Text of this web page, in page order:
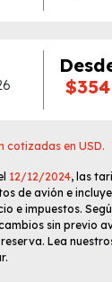
$354
cotizadas en USD.
12/12/2024, las
de avión e
e impuestos.
sin previo
Lea